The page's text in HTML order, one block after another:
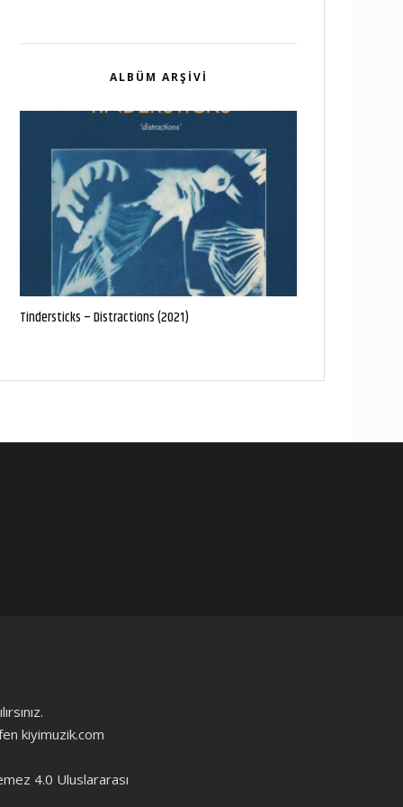
ALBÜM ARŞIVI
Tindersticks – Distractions (2021)
kiyimuzik.com
4.0 Uluslararası